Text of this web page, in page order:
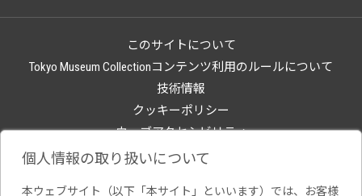
このサイトについて
Tokyo Museum Collectionコンテンツ利用のルールについて
技術情報
クッキーポリシー
ウェブアクセシビリティ
関連サイト
個人情報の取り扱いについて
本ウェブサイト（以下「本サイト」といいます）では、お客様